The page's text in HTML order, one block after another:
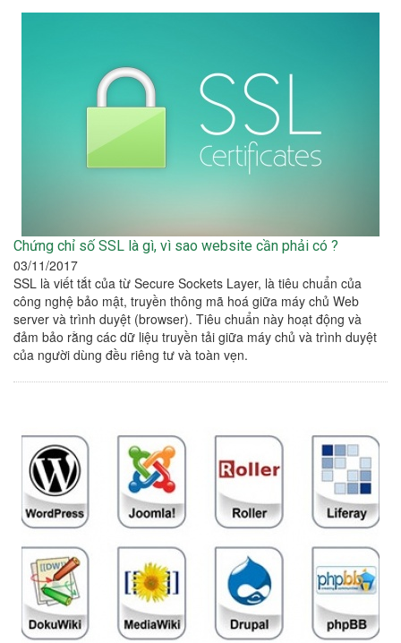
Chứng chỉ số SSL là gì, vì sao website cần phải có ?
03/11/2017
SSL là viết tắt của từ Secure Sockets Layer, là tiêu chuẩn của
công nghệ bảo mật, truyền thông mã hoá giữa máy chủ Web
server và trình duyệt (browser). Tiêu chuẩn này hoạt động và
đảm bảo rằng các dữ liệu truyền tải giữa máy chủ và trình duyệt
của người dùng đều riêng tư và toàn vẹn.